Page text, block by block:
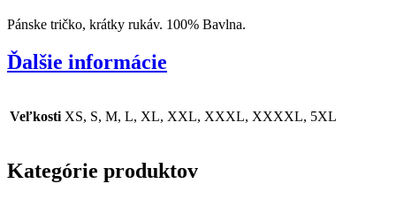
Pánske tričko, krátky rukáv. 100% Bavlna.
Ďalšie informácie
Veľkosti XS, S, M, L, XL, XXL, XXXL, XXXXL, 5XL
Kategórie produktov